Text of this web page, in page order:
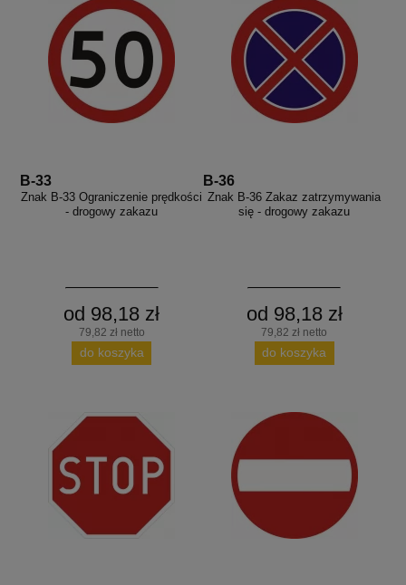
B-33
Znak B-33 Ograniczenie prędkości
- drogowy zakazu
od 98,18 zł
79,82 zł netto
do koszyka
B-36
Znak B-36 Zakaz zatrzymywania
się - drogowy zakazu
od 98,18 zł
79,82 zł netto
do koszyka